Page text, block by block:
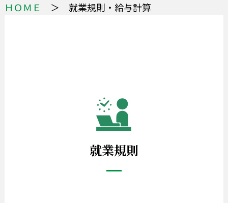
ＨＯＭＥ ＞ 就業規則・給与計算
就業規則